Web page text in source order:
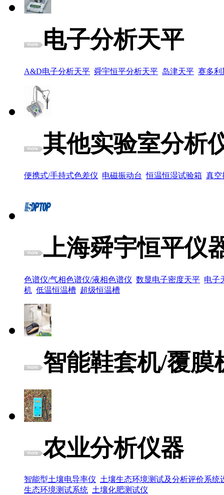
电子分析天平
A&D电子分析天平 舜宇恒平分析天平 岛津天平 赛多利
其他实验室分析
便携式/手持式色差仪 电磁振动台 恒温恒湿试验箱 真空
上海舜宇恒平仪
色谱仪/气相色谱仪/液相色谱仪 数显电子密度天平 电子
机 低温恒温槽 超级恒温槽
智能鞋套机/覆膜
农业分析仪器
智能型土壤电导率仪 土壤生态环境测试及分析评价系统
生态环境测试系统 土壤化肥测试仪